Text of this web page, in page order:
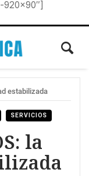
920×90″]
estabilizada
SERVICIOS
la